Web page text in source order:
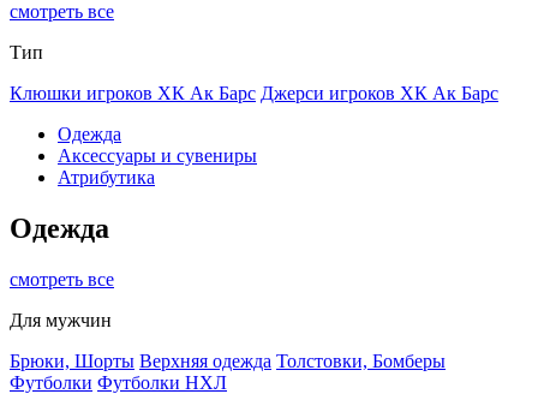
смотреть все
Тип
Клюшки игроков ХК Ак Барс Джерси игроков ХК Ак Барс
Одежда
Аксессуары и сувениры
Атрибутика
Одежда
смотреть все
Для мужчин
Брюки, Шорты Верхняя одежда Толстовки, Бомберы
Футболки Футболки НХЛ